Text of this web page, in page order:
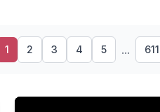
1 2 3 4 5 ...
?
Doctor's Harsh Warning